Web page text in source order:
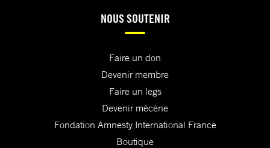
NOUS SOUTENIR
Faire un don
Devenir membre
Faire un legs
Devenir mécène
Fondation Amnesty International France
Boutique